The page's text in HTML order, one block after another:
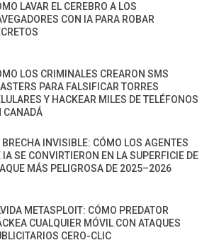
LAVAR EL CEREBRO A LOS
CON IA PARA ROBAR
LOS CRIMINALES CREARON SMS
PARA FALSIFICAR TORRES
Y HACKEAR MILES DE TELÉFONOS
CANADÁ
BRECHA INVISIBLE: CÓMO LOS AGENTES
IA SE CONVIRTIERON EN LA SUPERFICIE DE
MÁS PELIGROSA DE 2025–2026
METASPLOIT: CÓMO PREDATOR
CUALQUIER MÓVIL CON ATAQUES
CERO-CLIC